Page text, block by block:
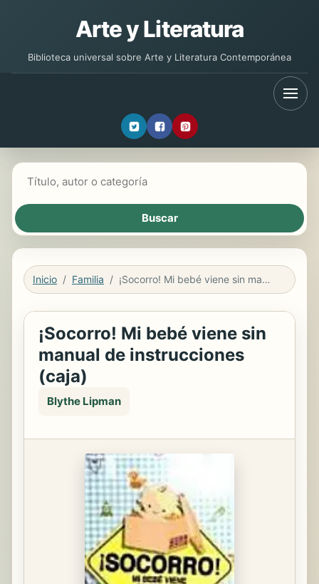
Arte y Literatura
Biblioteca universal sobre Arte y Literatura Contemporánea
Inicio Familia ¡Socorro! Mi bebé viene sin manual de instrucciones (caja)
¡Socorro! Mi bebé viene sin
manual de instrucciones
(caja)
Blythe Lipman